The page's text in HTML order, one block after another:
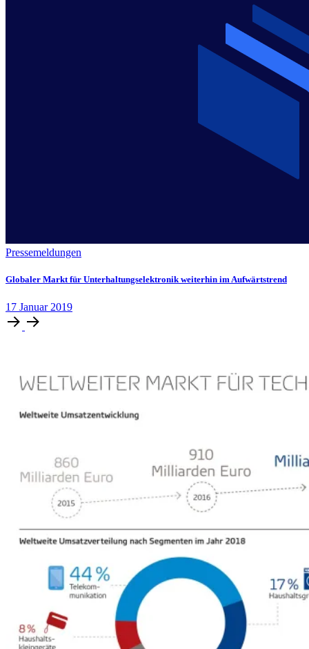
Pressemeldungen
Globaler Markt für Unterhaltungselektronik weiterhin im Aufwärtstrend
17 Januar 2019